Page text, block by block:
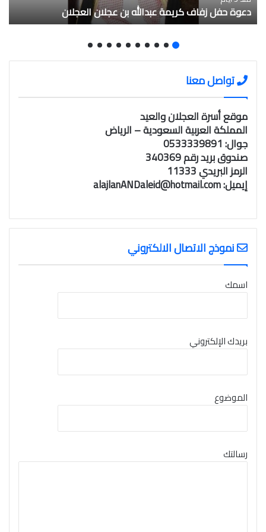
دعوة حفل زفاف كريمة عبدالله بن عجلان العجلان
تواصل معنا
موقع أسرة العجلان والعيد
المملكة العربية السعودية – الرياض
جوال: 0533339891
صندوق بريد رقم 340369
الرمز البريدي 11333
إيميل:alajlanANDaleid@hotmail.com
نموذج الاتصال الالكتروني
اسمك
بريدك الإلكتروني
الموضوع
رسالتك